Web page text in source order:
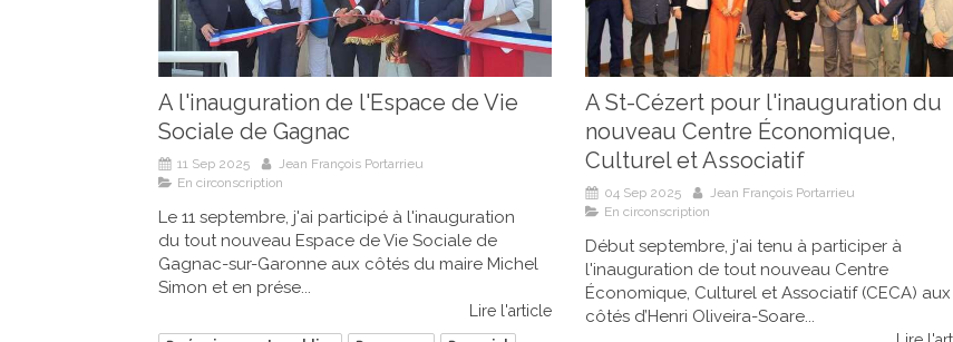
A l'inauguration de l'Espace de Vie
Sociale de Gagnac
11 Sep 2025
Jean François Portarrieu
En circonscription
Le 11 septembre, j'ai participé à l'inauguration
du tout nouveau Espace de Vie Sociale de
Gagnac-sur-Garonne aux côtés du maire Michel
Simon et en prése...
Lire l'article
A St-Cézert pour l'inauguration du
nouveau Centre Économique,
Culturel et Associatif
04 Sep 2025
Jean François Portarrieu
En circonscription
Début septembre, j'ai tenu à participer à
l'inauguration de tout nouveau Centre
Économique, Culturel et Associatif (CECA) aux
côtés d’Henri Oliveira-Soare...